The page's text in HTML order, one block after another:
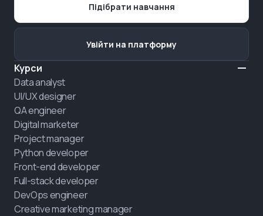
Курси
Data analyst
UI/UX designer
QA engineer
Digital marketer
Project manager
Python developer
Front-end developer
Full-stack developer
DevOps engineer
Creative marketing manager
Підібрати навчання
Увійти на платформу